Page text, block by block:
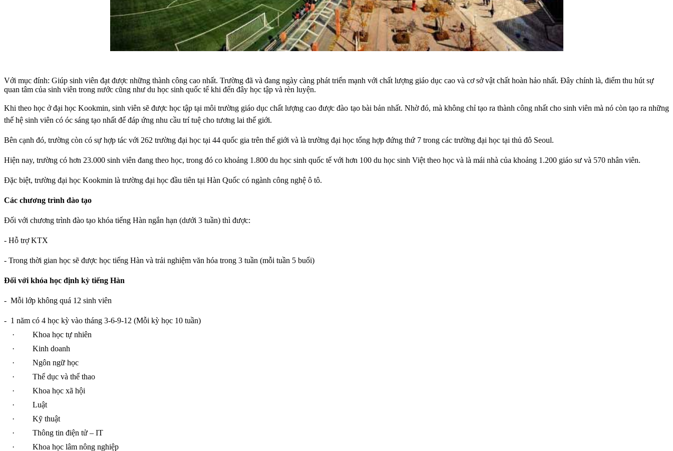
Với mục đính: Giúp sinh viên đạt được những thành công cao nhất. Trường đã và đang ngày càng phát triển mạnh với chất lượng giáo dục cao và cơ sở vật chất hoàn hảo nhất. Đây chính là, điểm thu hút sự
quan tâm của sinh viên trong nước cũng như du học sinh quốc tế khi đến đây học tập và rèn luyện.
Khi theo học ở đại học Kookmin, sinh viên sẽ được học tập tại môi trường giáo dục chất lượng cao được đào tạo bài bản nhất. Nhờ đó, mà không chỉ tạo ra thành công nhất cho sinh viên mà nó còn tạo ra những
thế hệ sinh viên có óc sáng tạo nhất để đáp ứng nhu cầu trí tuệ cho tương lai thế giới.
Bên cạnh đó, trường còn có sự hợp tác với 262 trường đại học tại 44 quốc gia trên thế giới và là trường đại học tổng hợp đứng thứ 7 trong các trường đại học tại thủ đô Seoul.
Hiện nay, trường có hơn 23.000 sinh viên đang theo học, trong đó co khoảng 1.800 du học sinh quốc tế với hơn 100 du học sinh Việt theo học và là mái nhà của khoảng 1.200 giáo sư và 570 nhân viên.
Đặc biệt, trường đại học Kookmin là trường đại học đầu tiên tại Hàn Quốc có ngành công nghệ ô tô.
Các chương trình đào tạo
Đối với chương trình đào tạo khóa tiếng Hàn ngắn hạn (dưới 3 tuần) thì được:
- Hỗ trợ KTX
- Trong thời gian học sẽ được học tiếng Hàn và trải nghiệm văn hóa trong 3 tuần (mỗi tuần 5 buổi)
Đối với khóa học định kỳ tiếng Hàn
- Mỗi lớp không quá 12 sinh viên
- 1 năm có 4 học kỳ vào tháng 3-6-9-12 (Mỗi kỳ học 10 tuần)
·
Khoa học tự nhiên
·
Kinh doanh
·
Ngôn ngữ học
·
Thể dục và thể thao
·
Khoa học xã hội
·
Luật
·
Kỹ thuật
·
Thông tin điện tử – IT
·
Khoa học lâm nông nghiệp